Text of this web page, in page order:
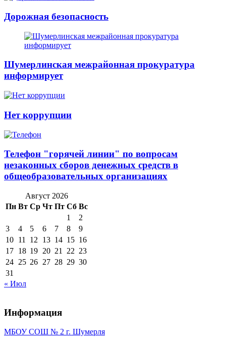
Дорожная безопасность
Шумерлинская межрайонная прокуратура
информирует
Нет коррупции
Телефон "горячей линии" по вопросам
незаконных сборов денежных средств в
общеобразовательных организациях
Август 2026
Пн Вт Ср Чт Пт Сб Вс
1
2
3
4 5 6 7 8
9
10 11 12 13 14 15 16
17 18 19 20 21 22 23
24 25 26 27 28 29 30
31
« Июл
Информация
МБОУ СОШ № 2 г. Шумерля